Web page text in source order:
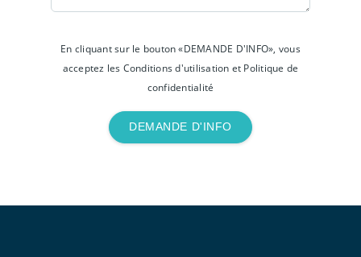
En cliquant sur le bouton «DEMANDE D'INFO», vous
acceptez les Conditions d'utilisation et Politique de
confidentialité
DEMANDE D'INFO